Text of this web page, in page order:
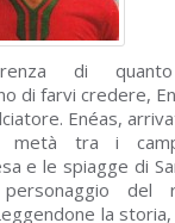
di
di farvi credere,
Enéas,
metà tra i
e le spiagge di
del
la